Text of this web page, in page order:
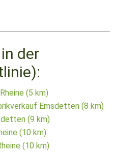
der
(5 km)
Emsdetten (8 km)
(9 km)
(10 km)
(10 km)